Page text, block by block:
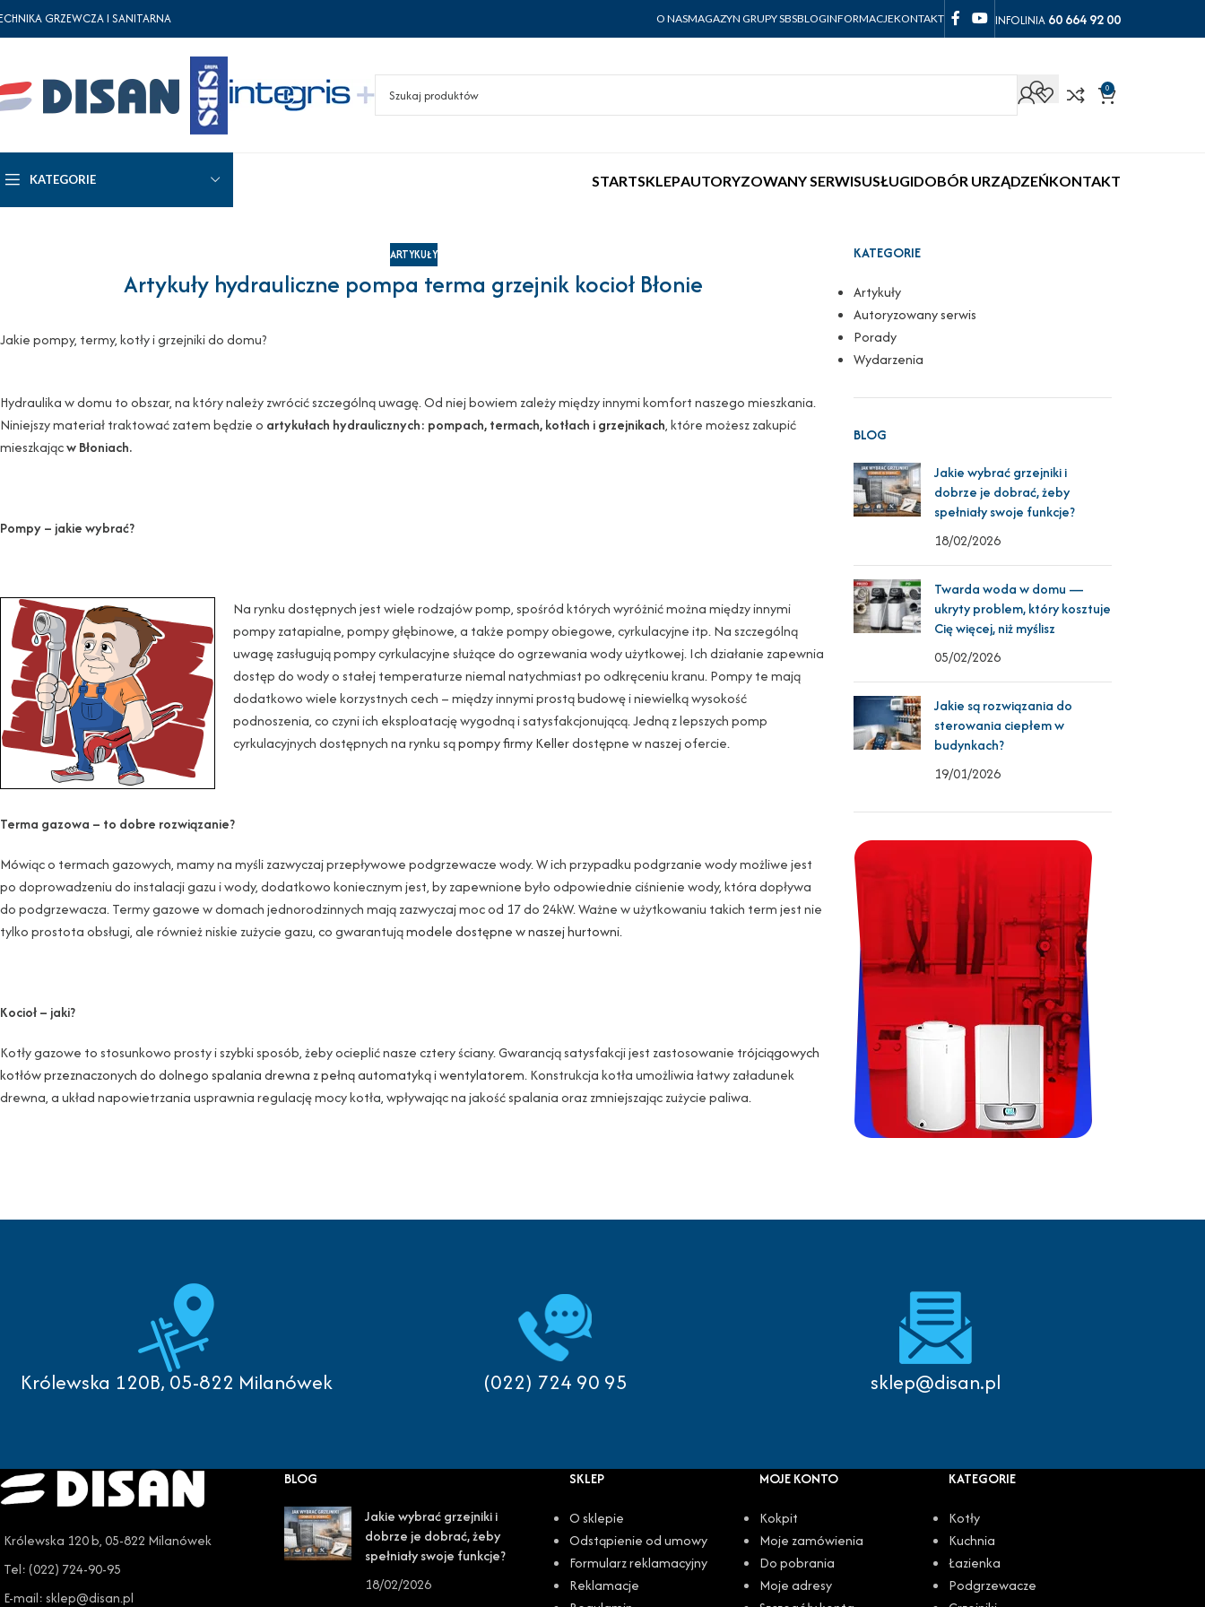
GRZEWCZA I SANITARNA O NASMAGAZYN GRUPY SBSBLOGINFORMACJEKONTAKT INFOLINIA 60 664 92 00
0
KATEGORIE STARTSKLEPAUTORYZOWANY SERWISUSŁUGIDOBÓR URZĄDZEŃKONTAKT
ARTYKUŁY
Artykuły hydrauliczne pompa terma grzejnik kocioł Błonie
Jakie pompy, termy, kotły i grzejniki do domu?
Hydraulika w domu to obszar, na który należy zwrócić szczególną uwagę. Od niej bowiem zależy między innymi komfort naszego mieszkania.
Niniejszy materiał traktować zatem będzie o artykułach hydraulicznych: pompach, termach, kotłach igrzejnikach, które możesz zakupić
mieszkającw Błoniach.
Pompy – jakie wybrać?
Na rynku dostępnych jest wiele rodzajów pomp, spośród których wyróżnić można między innymi
pompy zatapialne, pompy głębinowe, a także pompy obiegowe, cyrkulacyjne itp. Na szczególną
uwagę zasługują pompy cyrkulacyjne służące do ogrzewania wody użytkowej. Ich działanie zapewnia
dostęp do wody o stałej temperaturze niemal natychmiast po odkręceniu kranu. Pompy te mają
dodatkowo wiele korzystnych cech – między innymi prostą budowę i niewielką wysokość
podnoszenia, co czyni ich eksploatację wygodną i satysfakcjonującą. Jedną z lepszych pomp
cyrkulacyjnych dostępnych na rynku sąpompy firmy Kellerdostępne w naszej ofercie.
Terma gazowa – to dobre rozwiązanie?
Mówiąc o termach gazowych, mamy na myśli zazwyczaj przepływowe podgrzewacze wody. W ich przypadku podgrzanie wody możliwe jest
po doprowadzeniu do instalacji gazu i wody, dodatkowo koniecznym jest, by zapewnione było odpowiednie ciśnienie wody, która dopływa
do podgrzewacza. Termy gazowe w domach jednorodzinnych mają zazwyczaj moc od 17 do 24kW. Ważne w użytkowaniu takich term jest nie
tylko prostota obsługi, ale również niskie zużycie gazu, co gwarantująmodele dostępne w naszej hurtowni.
Kocioł – jaki?
Kotły gazowe to stosunkowo prosty i szybki sposób, żeby ocieplić nasze cztery ściany. Gwarancją satysfakcji jest zastosowanie trójciągowych
kotłów przeznaczonych do dolnego spalania drewna z pełną automatyką i wentylatorem. Konstrukcja kotła umożliwia łatwy załadunek
drewna, a układ napowietrzania usprawnia regulację mocy kotła, wpływając na jakość spalania oraz zmniejszając zużycie paliwa.
KATEGORIE
Artykuły
Autoryzowany serwis
Porady
Wydarzenia
BLOG
Jakie wybrać grzejniki i
dobrze je dobrać, żeby
spełniały swoje funkcje?
18/02/2026
Twarda woda w domu —
ukryty problem, który kosztuje
Cię więcej, niż myślisz
05/02/2026
Jakie są rozwiązania do
sterowania ciepłem w
budynkach?
19/01/2026
Autoryzowany serwis
Królewska 120B, 05-822 Milanówek (022) 724 90 95 sklep@disan.pl
Królewska 120 b, 05-822 Milanówek
Tel: (022) 724-90-95
E-mail: sklep@disan.pl
BLOG
Jakie wybrać grzejniki i
dobrze je dobrać, żeby
spełniały swoje funkcje?
18/02/2026
SKLEP
O sklepie
Odstąpienie od umowy
Formularz reklamacyjny
Reklamacje
MOJE KONTO
Kokpit
Moje zamówienia
Do pobrania
Moje adresy
KATEGORIE
Kotły
Kuchnia
Łazienka
Podgrzewacze